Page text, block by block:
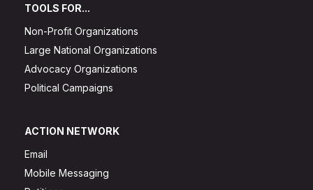
TOOLS FOR...
Non-Profit Organizations
Large National Organizations
Advocacy Organizations
Political Campaigns
ACTION NETWORK
Email
Mobile Messaging